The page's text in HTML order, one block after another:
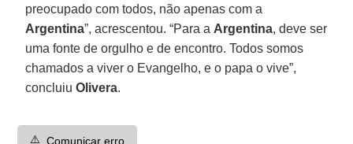
preocupado com todos, não apenas com a
Argentina”, acrescentou. “Para a Argentina, deve ser
uma fonte de orgulho e de encontro. Todos somos
chamados a viver o Evangelho, e o papa o vive”,
concluiuOlivera.
⚠️ Comunicar erro